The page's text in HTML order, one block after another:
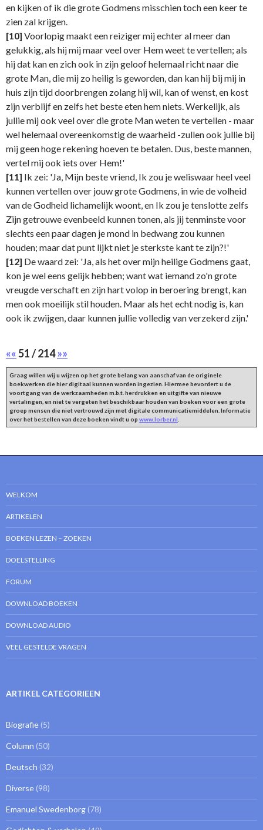
en kijken of ik die grote Godmens misschien toch een keer te
zien zal krijgen.
[10] Voorlopig maakt een reiziger mij echter al meer dan
gelukkig, als hij mij maar veel over Hem weet te vertellen; als
hij dat kan en zich ook in zijn geloof helemaal richt naar die
grote Man, die mij zo heilig is geworden, dan kan hij bij mij in
huis zijn tijd doorbrengen zolang hij wil, kan of wenst, en kost
zijn verblijf en zelfs het beste eten hem niets. Werkelijk, als
jullie mij ook veel over die grote Man weten te vertellen - maar
wel helemaal overeenkomstig de waarheid -zullen ook jullie bij
mij geen hoge rekening hoeven te betalen. Dus, beste mannen,
vertel mij ook iets over Hem!'
[11] Ik zei: 'Ja, Mijn beste vriend, Ik zou je weliswaar heel veel
kunnen vertellen over jouw grote Godmens, in wie de volheid
van de Godheid lichamelijk woont, en Ik zou je tenslotte zelfs
Zijn getrouwe evenbeeld kunnen tonen, als jij tenminste voor
slechts een paar dagen je mond in bedwang zou kunnen
houden; maar dat punt lijkt niet je sterkste kant te zijn?!'
[12] De waard zei: 'Ja, als het over mijn heilige Godmens gaat,
kon je wel eens gelijk hebben; want wat iemand zo'n grote
vreugde verschaft en zijn hart volop in beroering brengt, kan
men ook moeilijk stil houden. Maar als het echt nodig is, kan
ook ik zwijgen, daar kunnen jullie volledig van verzekerd zijn.'
««51 / 214»»
Graag willen wij u wijzen op het grote belang van aanschaf van de originele
boekwerken die hier digitaal kunnen worden ingezien. Hiermee bevordert u de
voortgang van de werkzaamheden m.b.t. herdrukken en uitgifte van nieuwe
vertalingen, en niet te vergeten het beschikbaar houden van boeken voor een grote
groep mensen die niet vertrouwd zijn met digitale communicatiemiddelen. Informatie
over het bestellen van deze boeken vindt u op www.lorber.nl
WELKOM
ARTIKELEN
BOEKEN LEZEN – ZOEKEN
DOELSTELLING
FORUM
DOWNLOAD BOEKEN
DOWNLOAD AUDIO
VEEL GESTELDE VRAGEN
ARTIKEL CATEGORIEEN
Biografie (5)
Column (50)
Deutsch (32)
Diverse (98)
Emanuel Swedenborg (78)